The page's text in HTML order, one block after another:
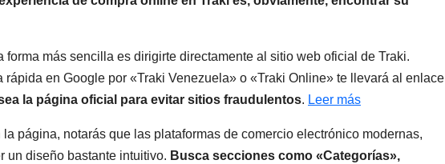
forma más sencilla es dirigirte directamente al sitio web oficial de Traki.
rápida en Google por «Traki Venezuela» o «Traki Online» te llevará al enlace
la página oficial para evitar sitios fraudulentos. Leer más
la página, notarás que las plataformas de comercio electrónico modernas,
un diseño bastante intuitivo. Busca secciones como «Categorías»,